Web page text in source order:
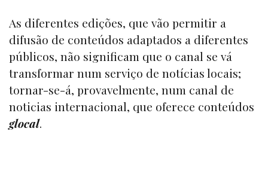
As diferentes edições, que vão permitir a
difusão de conteúdos adaptados a diferentes
públicos, não significam que o canal se vá
transformar num serviço de notícias locais;
tornar-se-á, provavelmente, num canal de
noticias internacional, que oferece conteúdos
glocal.